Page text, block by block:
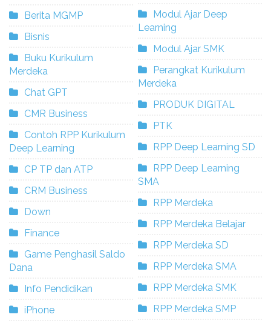
Berita MGMP
Bisnis
Buku Kurikulum
Merdeka
Chat GPT
CMR Business
Contoh RPP Kurikulum
Deep Learning
CP TP dan ATP
CRM Business
Down
Finance
Game Penghasil Saldo
Dana
Info Pendidikan
iPhone
Modul Ajar Deep
Learning
Modul Ajar SMK
Perangkat Kurikulum
Merdeka
PRODUK DIGITAL
PTK
RPP Deep Learning SD
RPP Deep Learning
SMA
RPP Merdeka
RPP Merdeka Belajar
RPP Merdeka SD
RPP Merdeka SMA
RPP Merdeka SMK
RPP Merdeka SMP